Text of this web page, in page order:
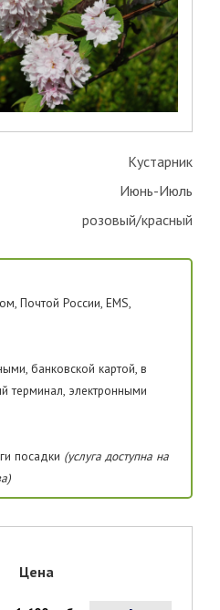
Кустарник
Июнь-Июль
розовый/красный
Почтой России, EMS,
банковской картой, в
терминал, электронными
посадки (услуга доступна на
Цена